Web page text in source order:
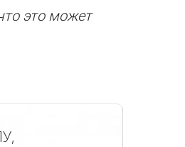
это может